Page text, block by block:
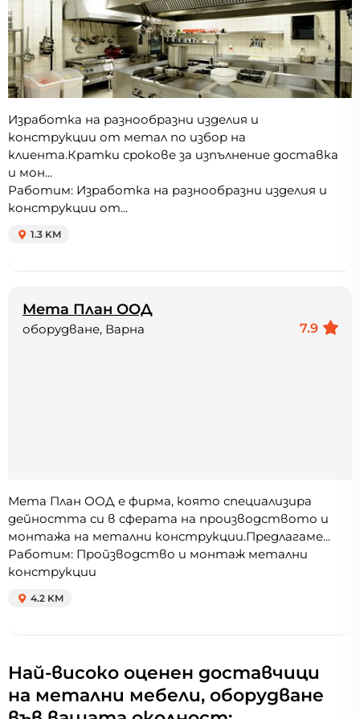
Изработка на разнообразни изделия и
конструкции от метал по избор на
клиента.Кратки срокове за изпълнение доставка
и мон...
Работим: Изработка на разнообразни изделия и
конструкции от...
1.3 KM
Мета План ООД
7.9
оборудване, Варна
Мета План ООД е фирма, която специализира
дейността си в сферата на производството и
монтажа на метални конструкции.Предлагаме...
Работим: Пройзводство и монтаж метални
конструкции
4.2 KM
Най-високо оценен доставчици
на метални мебели, оборудване